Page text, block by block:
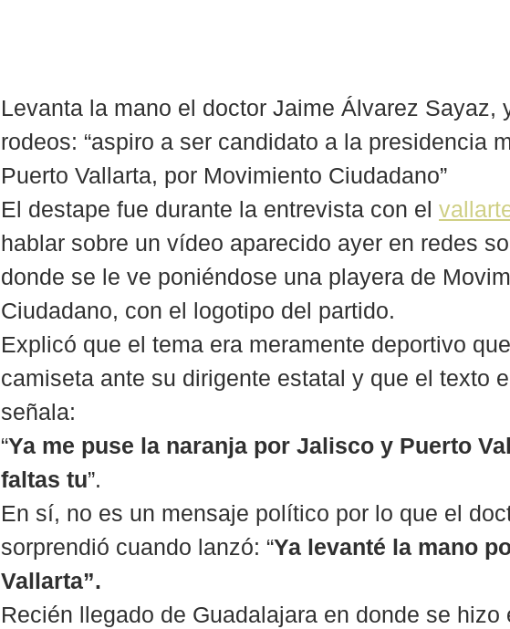
Levanta la mano el doctor Jaime Álvarez Sayaz,
rodeos: “aspiro a ser candidato a la presidencia
Puerto Vallarta, por Movimiento Ciudadano”
El destape fue durante la entrevista con el
hablar sobre un vídeo aparecido ayer en redes
donde se le ve poniéndose una playera de
Ciudadano, con el logotipo del partido.
Explicó que el tema era meramente deportivo
camiseta ante su dirigente estatal y que el texto
señala:
“Ya me puse la naranja por Jalisco y Puerto
faltas tu”.
En sí, no es un mensaje político por lo que el
sorprendió cuando lanzó: “Ya levanté la mano
Vallarta”.
Recién llegado de Guadalajara en donde se hizo